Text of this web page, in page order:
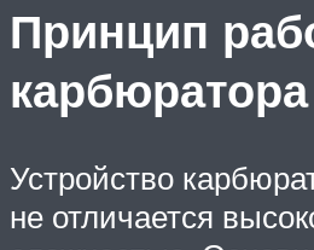
Принцип
Устройство
не отличается